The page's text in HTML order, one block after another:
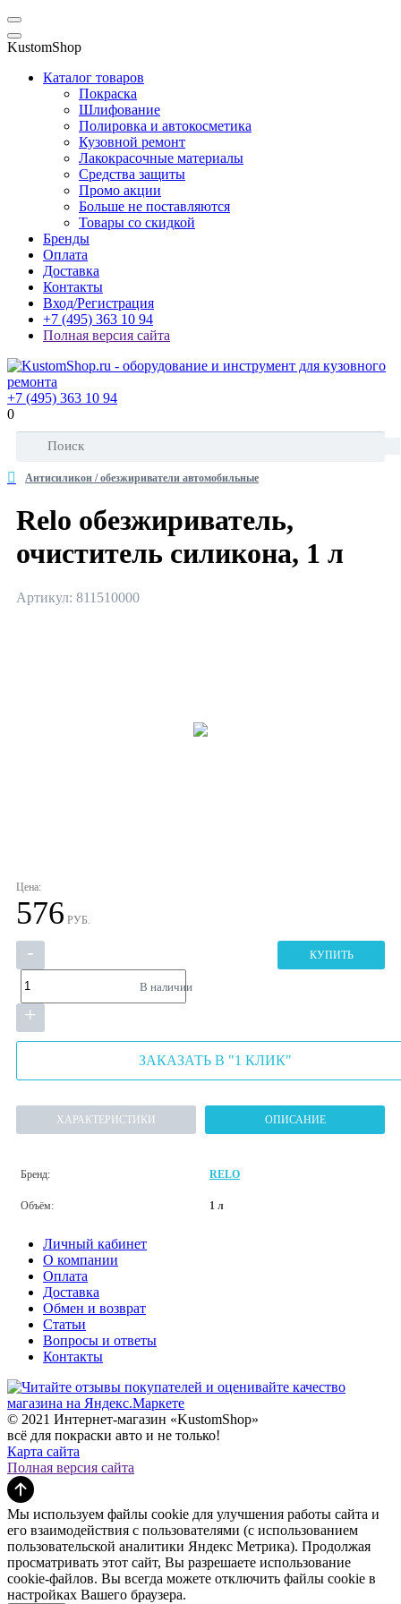
KustomShop
Каталог товаров
Покраска
Шлифование
Полировка и автокосметика
Кузовной ремонт
Лакокрасочные материалы
Средства защиты
Промо акции
Больше не поставляются
Товары со скидкой
Бренды
Оплата
Доставка
Контакты
Вход/Регистрация
+7 (495) 363 10 94
Полная версия сайта
+7 (495) 363 10 94
0
Антисиликон / обезжириватели автомобильные
Relo обезжириватель,
очиститель силикона, 1 л
Артикул: 811510000
Цена:
576 РУБ.
-
+
КУПИТЬ
В наличии
ЗАКАЗАТЬ В "1 КЛИК"
ХАРАКТЕРИСТИКИ ОПИСАНИЕ
Бренд: RELO
Объём: 1 л
Личный кабинет
О компании
Оплата
Доставка
Обмен и возврат
Статьи
Вопросы и ответы
Контакты
© 2021 Интернет-магазин «KustomShop»
всё для покраски авто и не только!
Карта сайта
Полная версия сайта
Мы используем файлы cookie для улучшения работы сайта и
его взаимодействия с пользователями (с использованием
пользовательской аналитики Яндекс Метрика). Продолжая
просматривать этот сайт, Вы разрешаете использование
cookie-файлов. Вы всегда можете отключить файлы cookie в
настройках Вашего браузера.